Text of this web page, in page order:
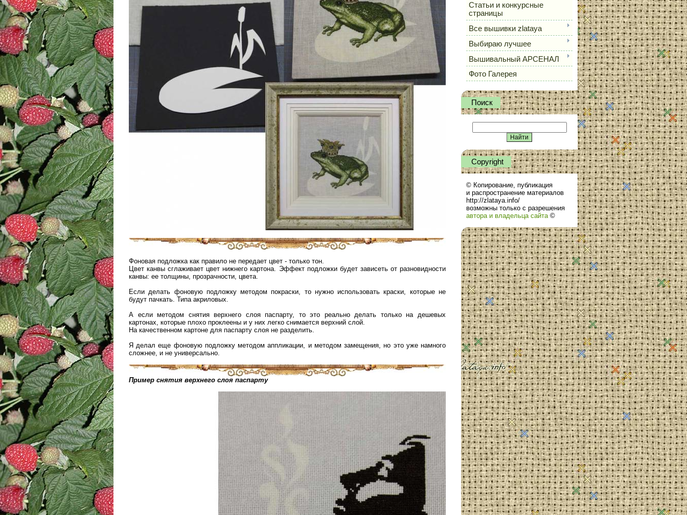
Фоновая подложка как правило не передает цвет - только тон.
Цвет канвы сглаживает цвет нижнего картона. Эффект подложки будет зависеть от разновидности
канвы: ее толщины, прозрачности, цвета.
Если делать фоновую подложку методом покраски, то нужно использовать краски, которые не
будут пачкать. Типа акриловых.
А если методом снятия верхнего слоя паспарту, то это реально делать только на дешевых
картонах, которые плохо проклеены и у них легко снимается верхний слой.
На качественном картоне для паспарту слоя не разделить.
Я делал еще фоновую подложку методом аппликации, и методом замещения, но это уже намного
сложнее, и не универсально.
Пример снятия верхнего слоя паспарту
Статьи и конкурсные
страницы
Все вышивки zlataya
Выбираю лучшее
Вышивальный АРСЕНАЛ
Фото Галерея
Поиск
Сopyright
© Копирование, публикация
и распространение материалов
http://zlataya.info/
возможны только с разрешения
автора и владельца сайта©